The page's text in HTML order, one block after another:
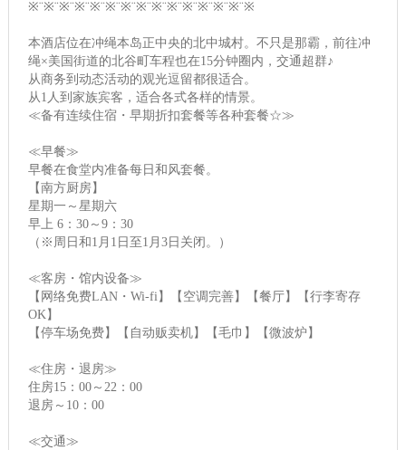
※¨※¨※¨※¨※¨※¨※¨※¨※¨※¨※¨※¨※¨※¨※
本酒店位在冲绳本岛正中央的北中城村。不只是那霸，前往冲
绳×美国街道的北谷町车程也在15分钟圈内，交通超群♪
从商务到动态活动的观光逗留都很适合。
从1人到家族宾客，适合各式各样的情景。
≪备有连续住宿・早期折扣套餐等各种套餐☆≫
≪早餐≫
早餐在食堂内准备每日和风套餐。
【南方厨房】
星期一～星期六
早上 6：30～9：30
（※周日和1月1日至1月3日关闭。）
≪客房・馆内设备≫
【网络免费LAN・Wi-fi】【空调完善】【餐厅】【行李寄存
OK】
【停车场免费】【自动贩卖机】【毛巾】【微波炉】
≪住房・退房≫
住房15：00～22：00
退房～10：00
≪交通≫